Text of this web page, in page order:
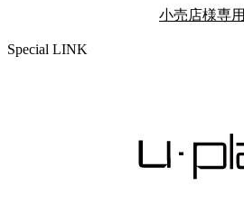
小売店様専用
Special LINK